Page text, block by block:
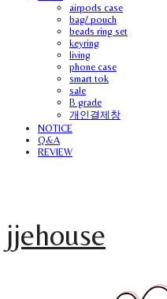
airpods case
bag/ pouch
beads ring set
keyring
living
phone case
smart tok
sale
B grade
개인결제창
NOTICE
Q&A
REVIEW
jjehouse